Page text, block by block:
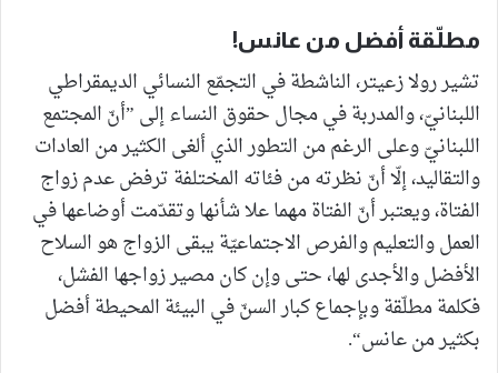
مطلّقة أفضل من عانس!
تشير رولا زعيتر، الناشطة في التجمّع النسائي الديمقراطي
اللبنانيّ، والمدربة في مجال حقوق النساء إلى ”أنّ المجتمع
اللبنانيّ وعلى الرغم من التطور الذي ألغى الكثير من العادات
والتقاليد، إلّا أنّ نظرته من فئاته المختلفة ترفض عدم زواج
الفتاة، ويعتبر أنّ الفتاة مهما علا شأنها وتقدّمت أوضاعها في
العمل والتعليم والفرص الاجتماعيّة يبقى الزواج هو السلاح
الأفضل والأجدى لها، حتى وإن كان مصير زواجها الفشل،
فكلمة مطلّقة وبإجماع كبار السنّ في البيئة المحيطة أفضل
بكثير من عانس“.